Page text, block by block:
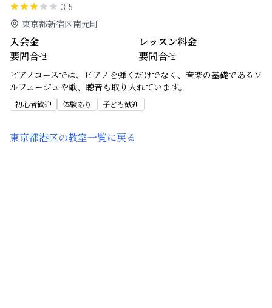
3.5
東京都新宿区南元町
入会金
要問合せ
レッスン料金
要問合せ
ピアノコースでは、ピアノを弾くだけでなく、音楽の基礎であるソ
ルフェージュや歌、聴音も取り入れています。
初心者歓迎 体験あり 子ども歓迎
東京都港区の教室一覧に戻る